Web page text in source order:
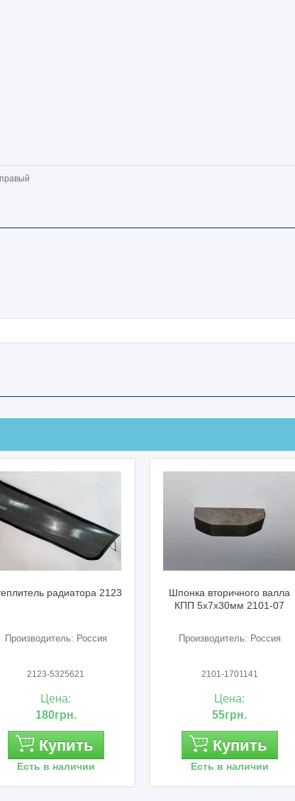
радиатора 2123
Россия
2123-5325621
Цена:
180грн.
Купить
в наличии
Шпонка вторичного валла
КПП 5х7х30мм 2101-07
Производитель: Россия
2101-1701141
Цена:
55грн.
Купить
Есть в наличии